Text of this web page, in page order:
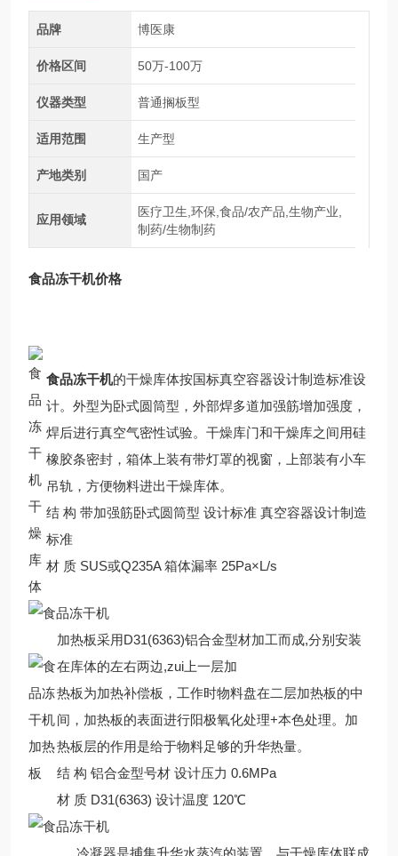
品牌 博医康
价格区间 50万-100万
仪器类型 普通搁板型
适用范围 生产型
产地类别 国产
应用领域
医疗卫生,环保,食品/农产品,生物产业,
制药/生物制药
食品冻干机价格
干
燥
库
体
食品冻干机的干燥库体按国标真空容器设计制造标准设
计。外型为卧式圆筒型，外部焊多道加强筋增加强度，
焊后进行真空气密性试验。干燥库门和干燥库之间用硅
橡胶条密封，箱体上装有带灯罩的视窗，上部装有小车
吊轨，方便物料进出干燥库体。
结 构 带加强筋卧式圆筒型 设计标准 真空容器设计制造
标准
材 质 SUS或Q235A 箱体漏率 25Pa×L/s
加热
板
加热板采用D31(6363)铝合金型材加工而成,分别安装
在库体的左右两边,zui上一层加
热板为加热补偿板，工作时物料盘在二层加热板的中
间，加热板的表面进行阳极氧化处理+本色处理。加
热板层的作用是给于物料足够的升华热量。
结 构 铝合金型号材 设计压力 0.6MPa
材 质 D31(6363) 设计温度 120℃
冷凝器是捕集升华水蒸汽的装置，与干燥库体联成